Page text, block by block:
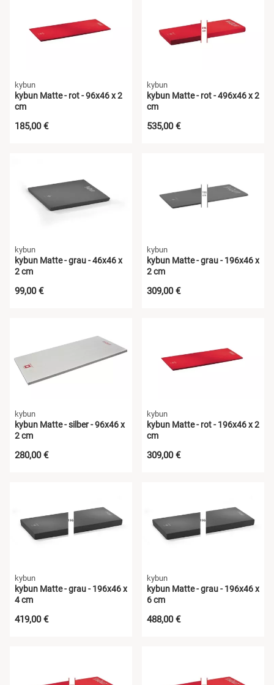
kybun
kybun Matte - rot - 96x46 x 2
cm
185,00 €
kybun
kybun Matte - rot - 496x46 x 2
cm
535,00 €
kybun
kybun Matte - grau - 46x46 x
2 cm
99,00 €
kybun
kybun Matte - grau - 196x46 x
2 cm
309,00 €
kybun
kybun Matte - silber - 96x46 x
2 cm
280,00 €
kybun
kybun Matte - rot - 196x46 x 2
cm
309,00 €
kybun
kybun Matte - grau - 196x46 x
4 cm
419,00 €
kybun
kybun Matte - grau - 196x46 x
6 cm
488,00 €